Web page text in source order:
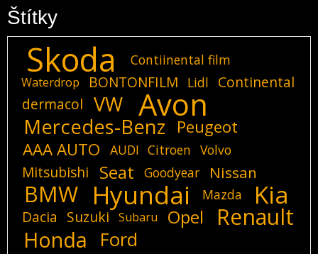
Štítky
Skoda Contiinental film
Waterdrop BONTONFILM Lidl
Continental
dermacol
VW Avon
Mercedes-Benz
Peugeot
AAA AUTO
AUDI Citroen Volvo
Mitsubishi Seat Goodyear Nissan
BMW Hyundai Mazda Kia
Dacia Suzuki Subaru Opel Renault
Honda Ford